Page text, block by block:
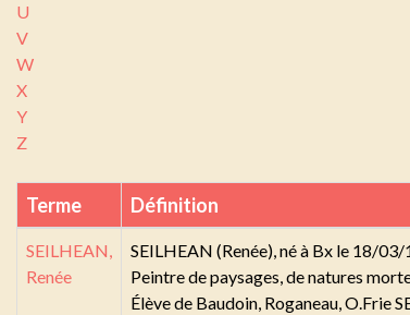
U
V
W
X
Y
Z
Terme Définition
SEILHEAN,
Renée
SEILHEAN (Renée), né à Bx le 18/
Peintre de paysages, de natures
Élève de Baudoin, Roganeau, O.Frie